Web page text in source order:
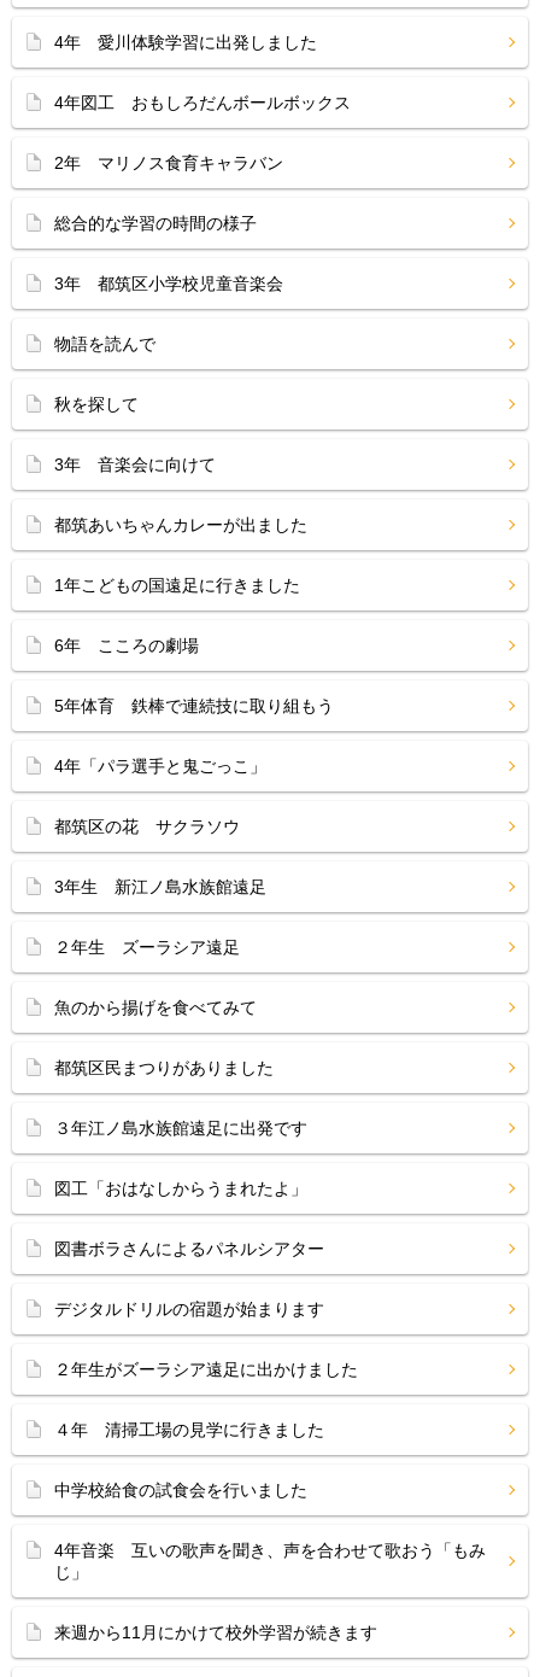
4年 愛川体験学習に出発しました
4年図工 おもしろだんボールボックス
2年 マリノス食育キャラバン
総合的な学習の時間の様子
3年 都筑区小学校児童音楽会
物語を読んで
秋を探して
3年 音楽会に向けて
都筑あいちゃんカレーが出ました
1年こどもの国遠足に行きました
6年 こころの劇場
5年体育 鉄棒で連続技に取り組もう
4年「パラ選手と鬼ごっこ」
都筑区の花 サクラソウ
3年生 新江ノ島水族館遠足
２年生 ズーラシア遠足
魚のから揚げを食べてみて
都筑区民まつりがありました
３年江ノ島水族館遠足に出発です
図工「おはなしからうまれたよ」
図書ボラさんによるパネルシアター
デジタルドリルの宿題が始まります
２年生がズーラシア遠足に出かけました
４年 清掃工場の見学に行きました
中学校給食の試食会を行いました
4年音楽 互いの歌声を聞き、声を合わせて歌おう「もみ
じ」
来週から11月にかけて校外学習が続きます